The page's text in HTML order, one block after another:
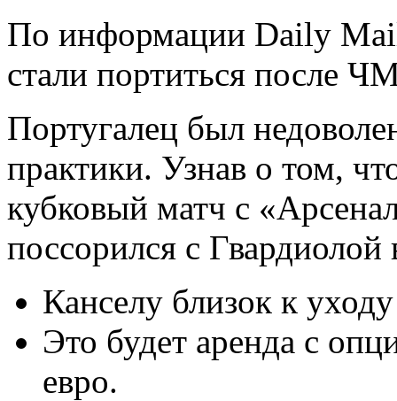
По информации Daily
стали портиться после
Португалец был
практики. Узнав о том,
кубковый матч с
поссорился с
Канселу близок к
Это будет аренда с
евро.